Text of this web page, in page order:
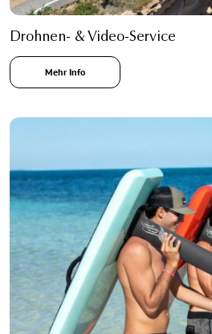
Drohnen- & Video-Service
Mehr Info